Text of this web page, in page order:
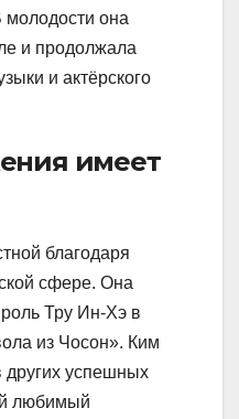
молодости она
и продолжала
и актёрского
имеет
благодаря
сфере. Она
Тру Ин-Хэ в
из Чосон». Ким
других успешных
любимый